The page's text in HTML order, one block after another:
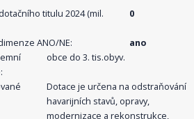
titulu 2024 (mil.
0
ANO/NE:
ano
obce do 3. tis.obyv.
Dotace je určena na odstraňování
havarijních stavů, opravy,
modernizace a rekonstrukce,